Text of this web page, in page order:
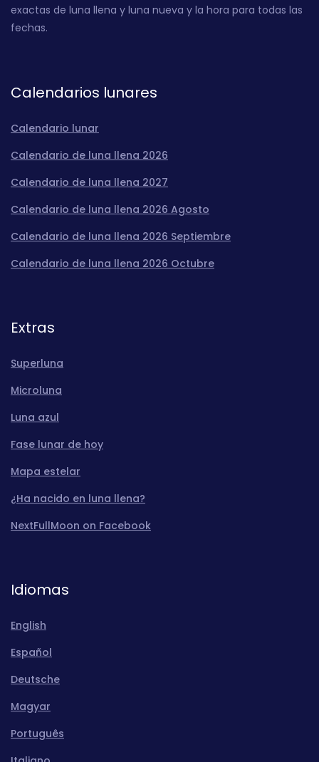
exactas de luna llena y luna nueva y la hora para todas las
fechas.
Calendarios lunares
Calendario lunar
Calendario de luna llena 2026
Calendario de luna llena 2027
Calendario de luna llena 2026 Agosto
Calendario de luna llena 2026 Septiembre
Calendario de luna llena 2026 Octubre
Extras
Superluna
Microluna
Luna azul
Fase lunar de hoy
Mapa estelar
¿Ha nacido en luna llena?
NextFullMoon on Facebook
Idiomas
English
Español
Deutsche
Magyar
Português